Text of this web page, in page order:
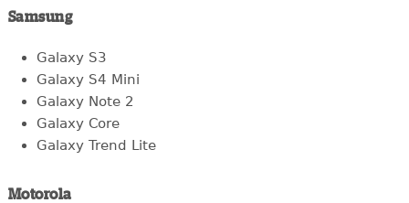
Samsung
Galaxy S3
Galaxy S4 Mini
Galaxy Note 2
Galaxy Core
Galaxy Trend Lite
Motorola